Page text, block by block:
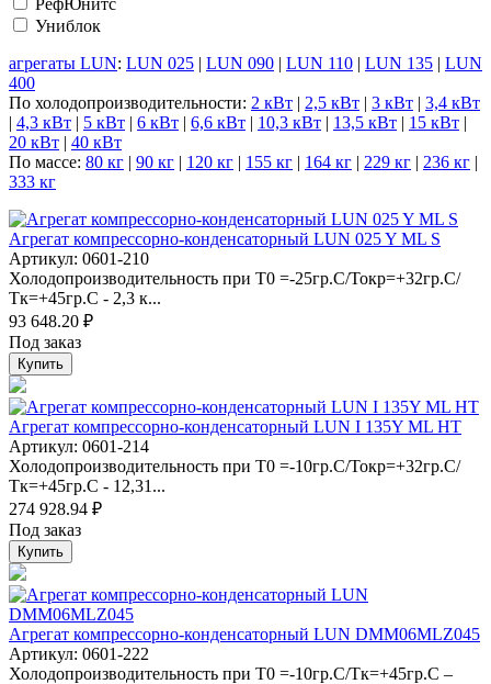
Униблок
агрегаты LUN: LUN 025 | LUN 090 | LUN 110 | LUN 135 | LUN
400
По холодопроизводительности: 2 кВт | 2,5 кВт | 3 кВт | 3,4 кВт
| 4,3 кВт | 5 кВт | 6 кВт | 6,6 кВт | 10,3 кВт | 13,5 кВт | 15 кВт |
20 кВт | 40 кВт
По массе: 80 кг | 90 кг | 120 кг | 155 кг | 164 кг | 229 кг | 236 кг |
333 кг
Агрегат компрессорно-конденсаторный LUN 025 Y ML S
Артикул: 0601-210
Холодопроизводительность при Т0 =-25гр.С/Токр=+32гр.С/
Тк=+45гр.С - 2,3 к...
93 648.20 ₽
Под заказ
Купить
Агрегат компрессорно-конденсаторный LUN I 135Y ML HT
Артикул: 0601-214
Холодопроизводительность при Т0 =-10гр.С/Токр=+32гр.С/
Тк=+45гр.С - 12,31...
274 928.94 ₽
Под заказ
Купить
Агрегат компрессорно-конденсаторный LUN DMM06MLZ045
Артикул: 0601-222
Холодопроизводительность при Т0 =-10гр.С/Тк=+45гр.С –